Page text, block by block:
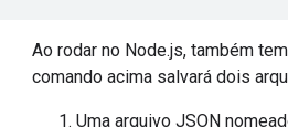
Ao rodar no Node.js, também
comando acima salvará dois
Uma arquivo JSON